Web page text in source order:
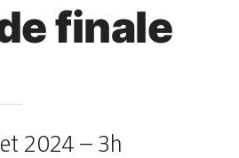
finale
2024 – 3h